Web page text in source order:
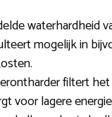
waterhardheid
mogelijk in
filtert
voor lagere